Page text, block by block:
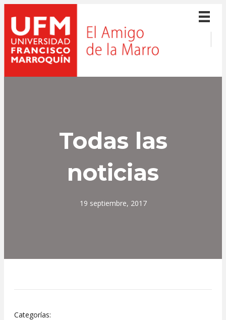
Todas las
noticias
19 septiembre, 2017
Categorías: